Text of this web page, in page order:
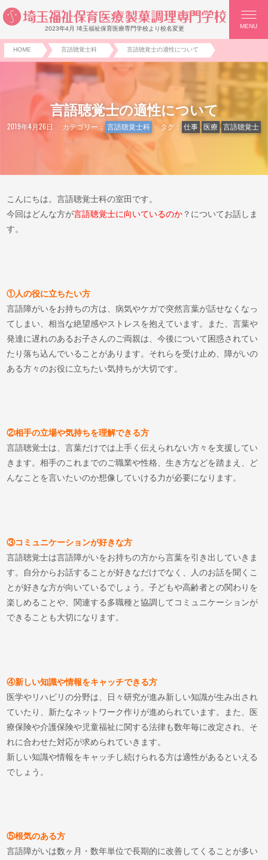
2023年4月 埼玉福祉保育医療専門学校より校名変更 MENU
HOME 言語聴覚士科 言語聴覚士の適性について
言語聴覚士の適性について
2019年4月26日 カテゴリー： 言語聴覚士科 タグ： 仕事 医療 言語聴覚士
こんにちは。言語聴覚士科の室田です。
今回はどんな方が言語聴覚士に向いているのか ？についてお話しま
す。
①人の役に立ちたい方
言語障がいをお持ちの方は、病気やケガで突然言葉が話せなくなっ
てしまい、相当な絶望感やストレスを抱えています。また、言葉や
発達に遅れのあるお子さんのご両親は、今後について困惑されてい
たり落ち込んでいることがあります。それらを受け止め、障がいの
ある方々のお役に立ちたい気持ちが大切です。
②相手の立場や気持ちを理解できる方
言語聴覚士は、言葉だけでは上手く伝えられない方々を支援してい
きます。相手のこれまでのご職業や性格、生き方などを踏まえ、ど
んなことを言いたいのか想像していける力が必要になります。
③コミュニケーションが好きな方
言語聴覚士は言語障がいをお持ちの方から言葉を引き出していきま
す。自分からお話することが好きなだけでなく、人のお話を聞くこ
とが好きな方が向いているでしょう。子どもや高齢者との関わりを
楽しめることや、関連する多職種と協調してコミュニケーションが
できることも大切になります。
④新しい知識や情報をキャッチできる方
医学やリハビリの分野は、日々研究が進み新しい知識が生み出され
ていたり、新たなネットワーク作りが進められています。また、医
療保険や介護保険や児童福祉に関する法律も数年毎に改定され、そ
れに合わせた対応が求められていきます。
新しい知識や情報をキャッチし続けられる方は適性があるといえる
でしょう。
⑤根気のある方
言語障がいは数ヶ月・数年単位で長期的に改善してくることが多い